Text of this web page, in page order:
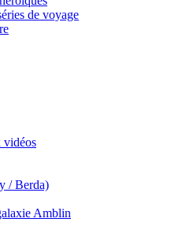
de voyage
vidéos
/ Berda)
Amblin